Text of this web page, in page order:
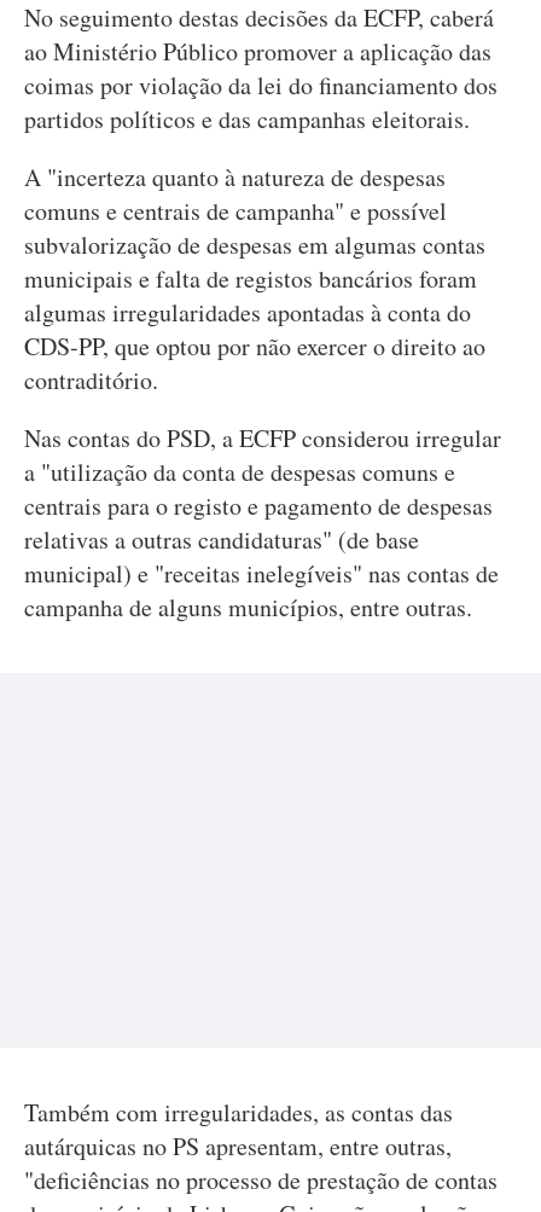
No seguimento destas decisões da ECFP, caberá
ao Ministério Público promover a aplicação das
coimas por violação da lei do financiamento dos
partidos políticos e das campanhas eleitorais.
A "incerteza quanto à natureza de despesas
comuns e centrais de campanha" e possível
subvalorização de despesas em algumas contas
municipais e falta de registos bancários foram
algumas irregularidades apontadas à conta do
CDS-PP, que optou por não exercer o direito ao
contraditório.
Nas contas do PSD, a ECFP considerou irregular
a "utilização da conta de despesas comuns e
centrais para o registo e pagamento de despesas
relativas a outras candidaturas" (de base
municipal) e "receitas inelegíveis" nas contas de
campanha de alguns municípios, entre outras.
Também com irregularidades, as contas das
autárquicas no PS apresentam, entre outras,
"deficiências no processo de prestação de contas